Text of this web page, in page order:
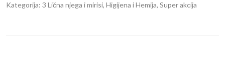
Kategorija: 3 Lična njega i mirisi, Higijena i Hemija, Super akcija